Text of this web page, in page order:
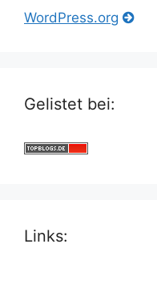
WordPress.org
Gelistet bei:
Links: